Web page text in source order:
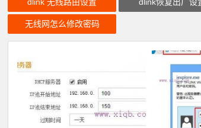
无线网怎么修改密码